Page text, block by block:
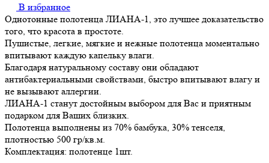
В избранное
Однотонные полотенца ЛИАНА-1, это лучшее доказательство
того, что красота в простоте.
Пушистые, легкие, мягкие и нежные полотенца моментально
впитывают каждую капельку влаги.
Благодаря натуральному составу они обладают
антибактериальными свойствами, быстро впитывают влагу и
не вызывают аллергии.
ЛИАНА-1 станут достойным выбором для Вас и приятным
подарком для Ваших близких.
Полотенца выполнены из 70% бамбука, 30% тенселя,
плотностью 500 гр/кв.м.
Комплектация: полотенце 1шт.